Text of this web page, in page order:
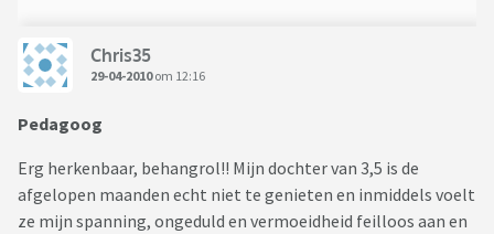
Chris35
29-04-2010om 12:16
Pedagoog
Erg herkenbaar, behangrol!! Mijn dochter van 3,5 is de
afgelopen maanden echt niet te genieten en inmiddels voelt
ze mijn spanning, ongeduld en vermoeidheid feilloos aan en